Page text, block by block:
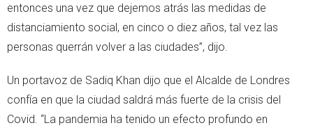
entonces una vez que dejemos atrás las medidas de
distanciamiento social, en cinco o diez años, tal vez las
personas querrán volver a las ciudades”, dijo.
Un portavoz de Sadiq Khan dijo que el Alcalde de Londres
confía en que la ciudad saldrá más fuerte de la crisis del
Covid. “La pandemia ha tenido un efecto profundo en